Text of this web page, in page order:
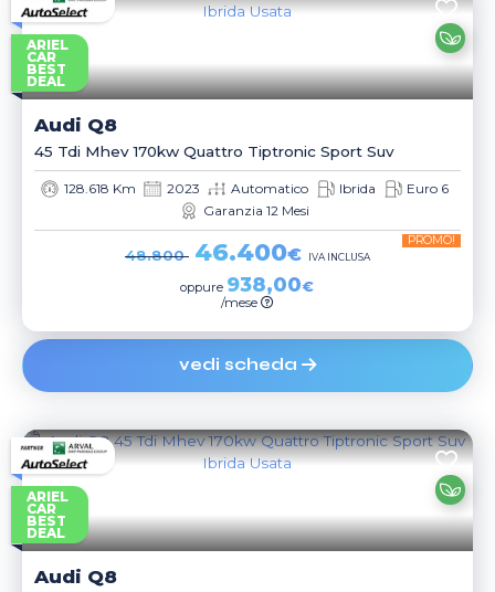
ARIEL
CAR
BEST
DEAL
Audi Q8
45 Tdi Mhev 170kw Quattro Tiptronic Sport Suv
128.618 Km 2023 Automatico Ibrida
Euro 6
Garanzia 12 Mesi
48.800 46.400€
PROMO!
IVA INCLUSA
oppure 938,00€
/mese
vedi scheda
ARIEL
CAR
BEST
DEAL
Audi Q8